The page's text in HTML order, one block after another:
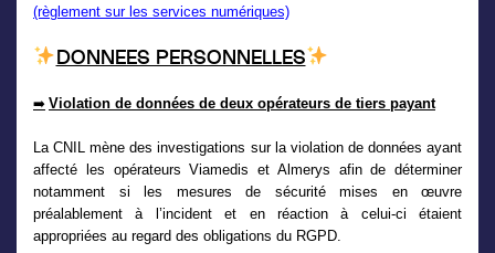
(règlement sur les services numériques)
DONNEES PERSONNELLES
➡ Violation de données de deux opérateurs de tiers payant
La CNIL mène des investigations sur la violation de données ayant
affecté les opérateurs Viamedis et Almerys afin de déterminer
notamment si les mesures de sécurité mises en œuvre
préalablement à l’incident et en réaction à celui-ci étaient
appropriées au regard des obligations du RGPD.